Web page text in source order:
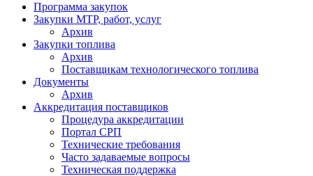
Программа закупок
Закупки МТР, работ, услуг
Архив
Закупки топлива
Архив
Поставщикам технологического топлива
Документы
Архив
Аккредитация поставщиков
Процедура аккредитации
Портал СРП
Технические требования
Часто задаваемые вопросы
Техническая поддержка